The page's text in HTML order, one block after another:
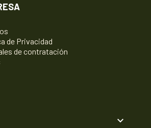
de Privacidad
de contratación
